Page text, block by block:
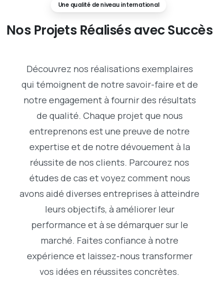
Une qualité de niveau international
Nos Projets RéalisésavecSuccès
Découvrez nos réalisations exemplaires
qui témoignent de notre savoir-faire et de
notre engagement à fournir des résultats
de qualité. Chaque projet que nous
entreprenons est une preuve de notre
expertise et de notre dévouement à la
réussite de nos clients. Parcourez nos
études de cas et voyez comment nous
avons aidé diverses entreprises à atteindre
leurs objectifs, à améliorer leur
performance et à se démarquer sur le
marché. Faites confiance à notre
expérience et laissez-nous transformer
vos idées en réussites concrètes.